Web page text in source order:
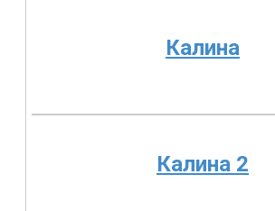
Калина
Калина 2